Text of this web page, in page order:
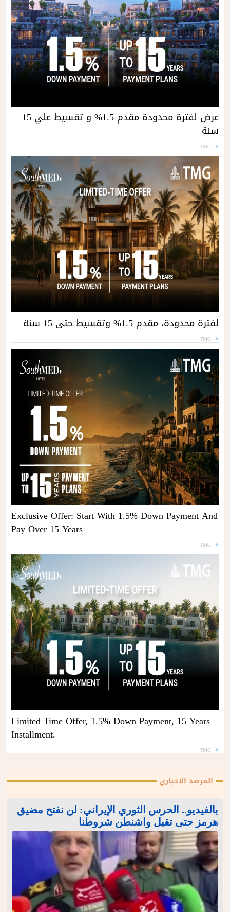
عرض لفترة محدودة مقدم 1.5% و تقسيط علي 15
سنة
TMG
لفترة محدودة، مقدم 1.5% وتقسيط حتى 15 سنة
TMG
Exclusive Offer: Start With 1.5% Down Payment And
Pay Over 15 Years
TMG
Limited Time Offer, 1.5% Down Payment, 15 Years
Installment.
TMG
المرصد الاخباري
بالفيديو.. الحرس الثوري الإيراني: لن نفتح مضيق
هرمز حتى تقبل واشنطن شروطنا